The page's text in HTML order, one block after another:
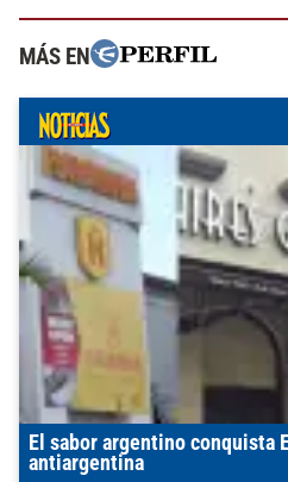
MÁS EN
El sabor argentino conquista
antiargentina